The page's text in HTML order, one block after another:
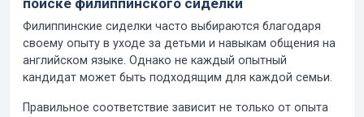
поиске филиппинского сиделки
Филиппинские сиделки часто выбираются благодаря
своему опыту в уходе за детьми и навыкам общения на
английском языке. Однако не каждый опытный
кандидат может быть подходящим для каждой семьи.
Правильное соответствие зависит не только от опыта